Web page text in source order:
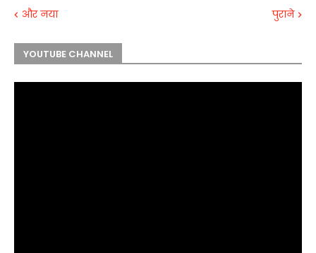
और नया पुराने
YOUTUBE CHANNEL